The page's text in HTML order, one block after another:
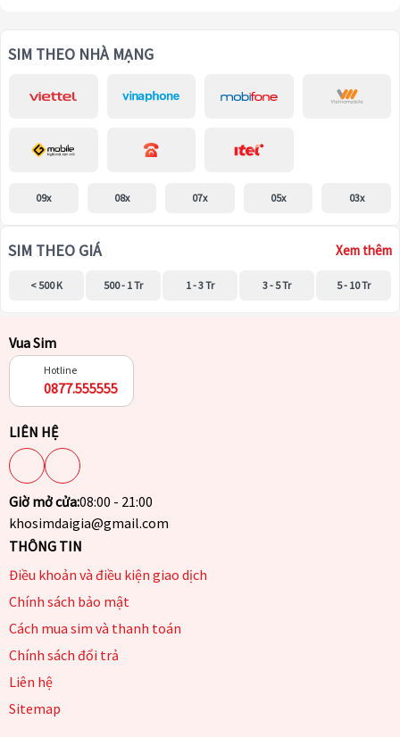
SIM THEO NHÀ MẠNG
09x 08x 07x 05x 03x
SIM THEO GIÁ Xem thêm
< 500 K 500 - 1 Tr 1 - 3 Tr 3 - 5 Tr 5 - 10 Tr
Vua Sim
Hotline
0877.555555
LIÊN HỆ
Giờ mở cửa:08:00 - 21:00
khosimdaigia@gmail.com
THÔNG TIN
Điều khoản và điều kiện giao dịch
Chính sách bảo mật
Cách mua sim và thanh toán
Chính sách đổi trả
Liên hệ
Sitemap